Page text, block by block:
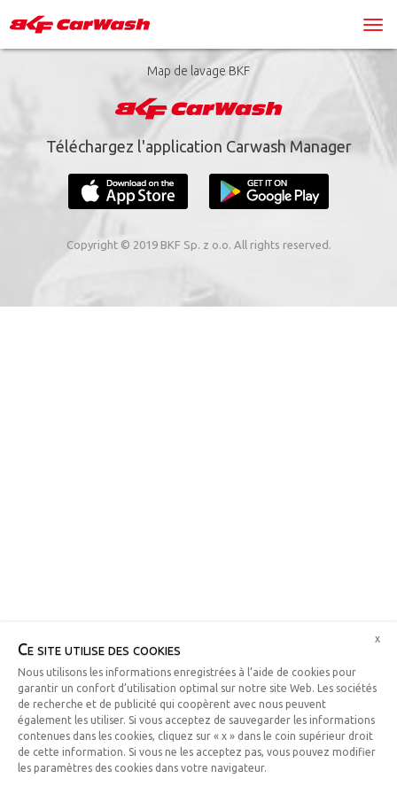
Map de lavage BKF
Téléchargez l'application Carwash Manager
Copyright © 2019 BKF Sp. z o.o. All rights reserved.
Ce site utilise des cookies
Nous utilisons les informations enregistrées à l’aide de cookies pour
garantir un confort d’utilisation optimal sur notre site Web. Les sociétés
de recherche et de publicité qui coopèrent avec nous peuvent
également les utiliser. Si vous acceptez de sauvegarder les informations
contenues dans les cookies, cliquez sur « x » dans le coin supérieur droit
de cette information. Si vous ne les acceptez pas, vous pouvez modifier
les paramètres des cookies dans votre navigateur.
x